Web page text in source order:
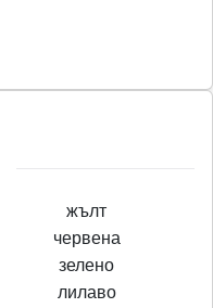
жълт
червена
зелено
лилаво